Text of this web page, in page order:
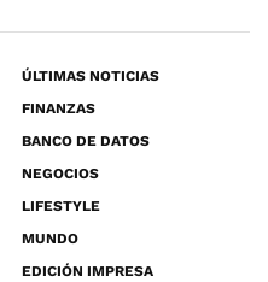
ÚLTIMAS NOTICIAS
FINANZAS
BANCO DE DATOS
NEGOCIOS
LIFESTYLE
MUNDO
EDICIÓN IMPRESA